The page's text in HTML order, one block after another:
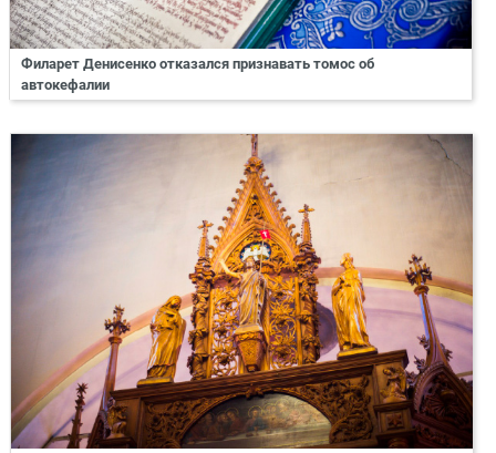
Филарет Денисенко отказался признавать томос об
автокефалии